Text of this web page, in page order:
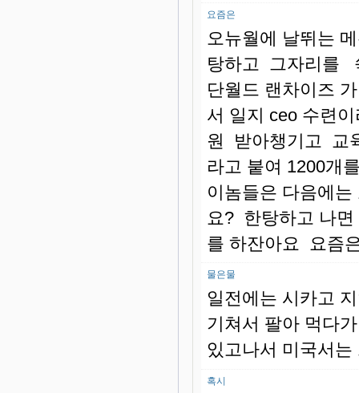
요즘은
오뉴월에 날뛰는
탕하고 그자리를
단월드 랜차이즈
서 일지 ceo 수련
원 받아챙기고 교
라고 붙여 1200개
이놈들은 다음에
요? 한탕하고 나
를 하잔아요 요즘
물은물
일전에는 시카고
기쳐서 팔아 먹다
있고나서 미국서
혹시